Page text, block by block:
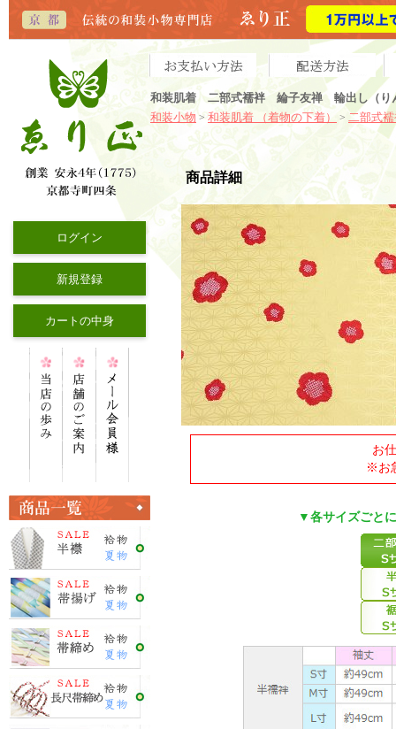
和装肌着 二部式襦袢 綸子友禅 輪出し（り
和装小物 > 和装肌着 （着物の下着） > 二部式
ログイン
新規登録
カートの中身
商品詳細
お
※お
▼各サイズごと